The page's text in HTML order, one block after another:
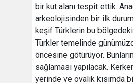
bir kut alanı tespit ettik.
arkeolojisinden bir ilk
keşif Türklerin bu
Türkler temelinde
öncesine götürüyor.
sağlaması yapılacak.
yerinde ve ovalık kısımda